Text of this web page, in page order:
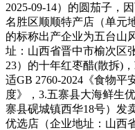
2025-09-14）的圆茄子，
名胜区顺顺特产店（单元
的标称出产企业为五台山
址：山西省晋中市榆次区
23）的十年红枣醋(散拆)
适GB 2760-2024《食物平
度》，3.五寨县大海鲜生
寨县砚城镇西华18号）发
优选店（企业地址：山西